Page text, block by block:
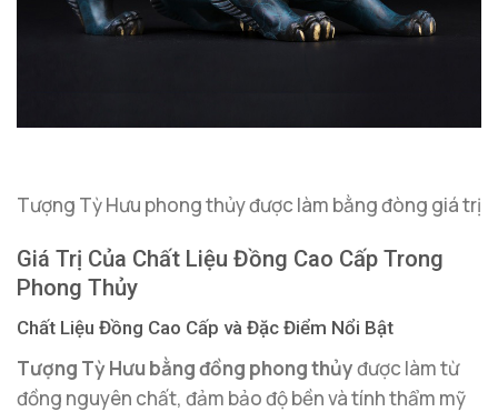
Tượng Tỳ Hưu phong thủy được làm bằng đòng giá trị
Giá Trị Của Chất Liệu Đồng Cao Cấp Trong
Phong Thủy
Chất Liệu Đồng Cao Cấp và Đặc Điểm Nổi Bật
Tượng Tỳ Hưu bằng đồng phong thủyđược làm từ
đồng nguyên chất, đảm bảo độ bền và tính thẩm mỹ